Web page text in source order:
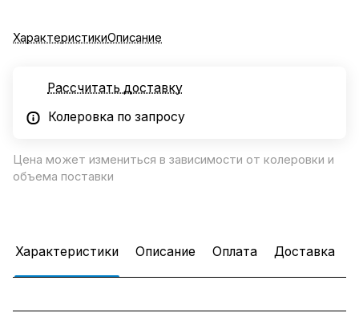
ХарактеристикиОписание
Рассчитать доставку
Колеровка по запросу
Цена может измениться в зависимости от колеровки и
объема поставки
Характеристики Описание Оплата Доставка